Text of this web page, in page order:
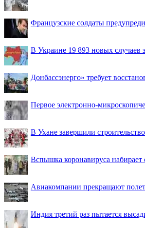
Французские солдаты
В Украине 19 893 новых случаев
Донбассэнерго» требует
Первое электронно-
В Ухане завершили
Вспышка коронавируса набирает
Авиакомпании прекращают
Индия третий раз пытается